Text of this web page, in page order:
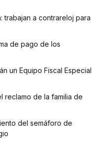
trabajan a contrareloj para
de pago de los
un Equipo Fiscal Especial
reclamo de la familia de
del semáforo de